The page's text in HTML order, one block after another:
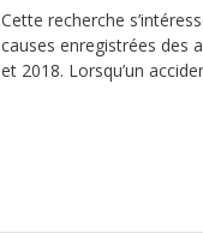
Cette recherche
causes enregistrées des
et 2018. Lorsqu’un